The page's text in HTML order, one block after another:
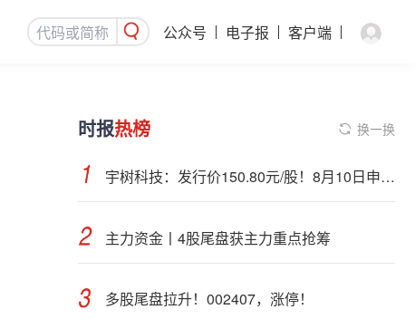
公众号 电子报 客户端
时报热榜 换一换
宇树科技：发行价150.80元/股！8月10日申购，DeepSeek参与战略配售
主力资金丨4股尾盘获主力重点抢筹
多股尾盘拉升！002407，涨停！